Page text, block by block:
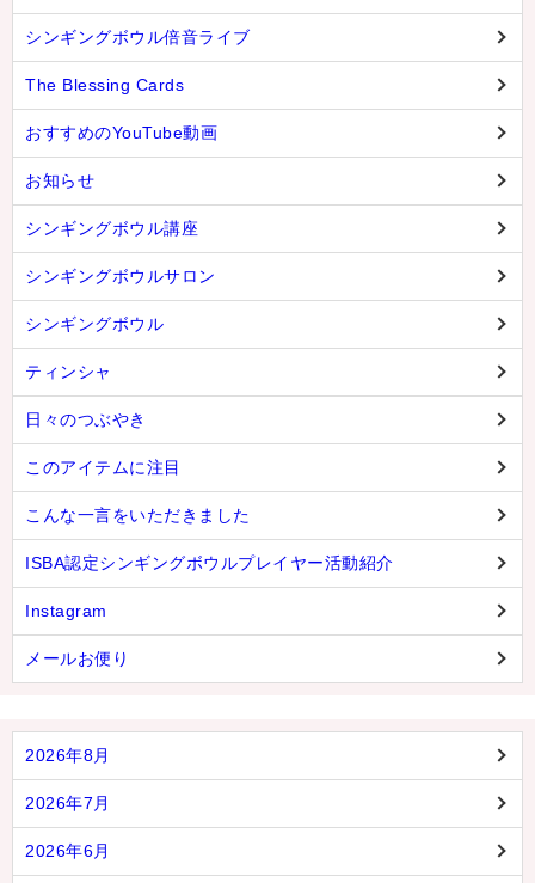
シンギングボウル倍音ライブ
The Blessing Cards
おすすめのYouTube動画
お知らせ
シンギングボウル講座
シンギングボウルサロン
シンギングボウル
ティンシャ
日々のつぶやき
このアイテムに注目
こんな一言をいただきました
ISBA認定シンギングボウルプレイヤー活動紹介
Instagram
メールお便り
2026年8月
2026年7月
2026年6月